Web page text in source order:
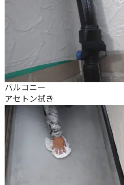
バルコニー
アセトン拭き